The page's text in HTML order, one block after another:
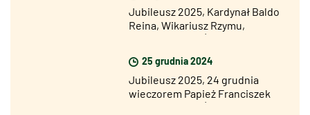
Jubileusz 2025, Kardynał Baldo
Reina, Wikariusz Rzymu,
otworzył Drzwi Święte Bazyliki
25 grudnia 2024
Jubileusz 2025, 24 grudnia
wieczorem Papież Franciszek
otworzył Drzwi Święte Bazyliki